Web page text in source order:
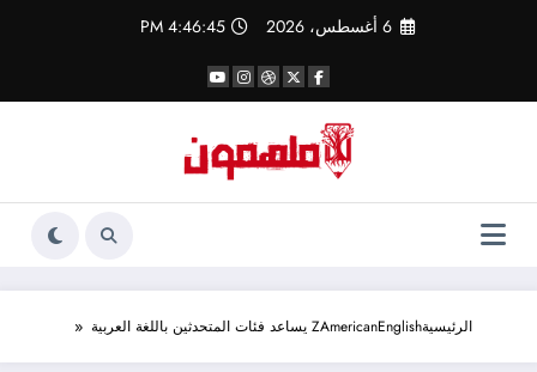
6 أغسطس، 2026 4:46:46 PM
الرئيسيةZAmericanEnglish يساعد فئات المتحدثين باللغة العربية